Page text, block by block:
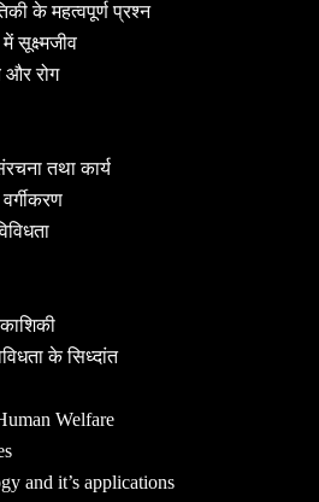
के महत्वपूर्ण प्रश्न
सूक्ष्मजीव
और रोग
तथा कार्य
के सिध्दांत
Welfare
and it’s applications